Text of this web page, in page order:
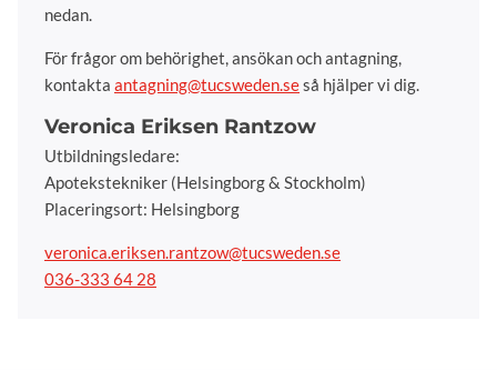
nedan.
För frågor om behörighet, ansökan och antagning,
kontakta antagning@tucsweden.seså hjälper vi dig.
Veronica Eriksen Rantzow
Utbildningsledare:
Apotekstekniker (Helsingborg & Stockholm)
Placeringsort: Helsingborg
veronica.eriksen.rantzow@tucsweden.se
036-333 64 28